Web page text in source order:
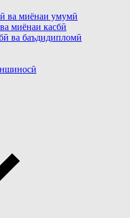
ва миёнаи умумӣ
миёнаи касбӣ
ва баъдидипломӣ